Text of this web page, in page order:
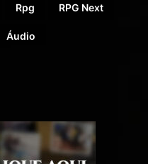
Rpg RPG Next
Áudio